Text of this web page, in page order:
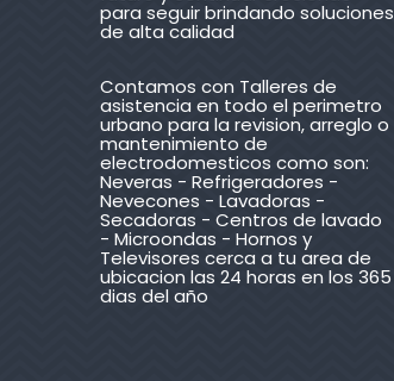
para seguir brindando soluciones
de alta calidad
Contamos con Talleres de
asistencia en todo el perimetro
urbano para la revision, arreglo o
mantenimiento de
electrodomesticos como son:
Neveras - Refrigeradores -
Nevecones - Lavadoras -
Secadoras - Centros de lavado
- Microondas - Hornos y
Televisores cerca a tu area de
ubicacion las 24 horas en los 365
dias del año